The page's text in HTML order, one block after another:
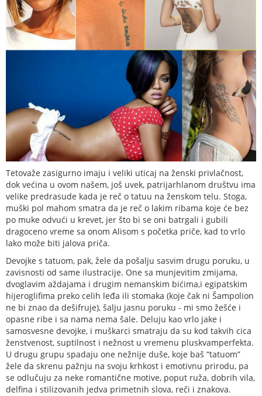
Tetovaže zasigurno imaju i veliki uticaj na ženski privlačnost,
dok većina u ovom našem, još uvek, patrijarhlanom društvu ima
velike predrasude kada je reč o tatuu na ženskom telu. Stoga,
muški pol mahom smatra da je reč o lakim ribama koje će bez
po muke odvući u krevet, jer što bi se oni batrgali i gubili
dragoceno vreme sa onom Alisom s početka priče, kad to vrlo
lako može biti jalova priča.
Devojke s tatuom, pak, žele da pošalju sasvim drugu poruku, u
zavisnosti od same ilustracije. One sa munjevitim zmijama,
dvoglavim aždajama i drugim nemanskim bićima,i egipatskim
hijeroglifima preko celih leđa ili stomaka (koje čak ni Šampolion
ne bi znao da dešifruje), šalju jasnu poruku - mi smo žešće i
opasne ribe i sa nama nema šale. Deluju kao vrlo jake i
samosvesne devojke, i muškarci smatraju da su kod takvih cica
ženstvenost, suptilnost i nežnost u vremenu pluskvamperfekta.
U drugu grupu spadaju one nežnije duše, koje baš “tatuom”
žele da skrenu pažnju na svoju krhkost i emotivnu prirodu, pa
se odlučuju za neke romantične motive, poput ruža, dobrih vila,
delfina i stilizovanih jedva primetnih slova, reči i znakova.